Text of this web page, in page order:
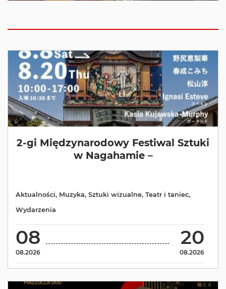
2-gi Międzynarodowy Festiwal Sztuki
w Nagahamie –
08
08.2026
20
08.2026
Aktualności, Muzyka, Sztuki wizualne, Teatr i taniec,
Wydarzenia